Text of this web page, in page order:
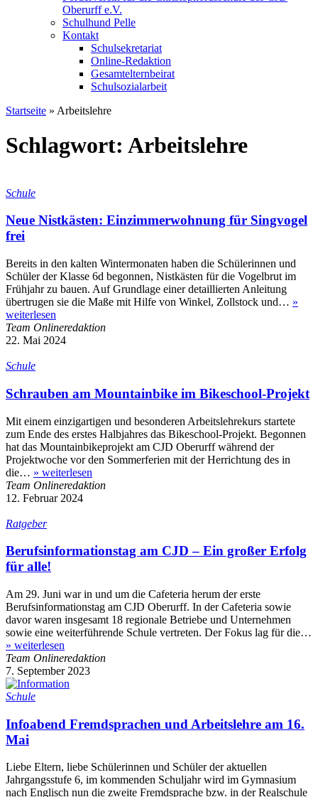
Oberurff e.V.
Schulhund Pelle
Kontakt
Schulsekretariat
Online-Redaktion
Gesamtelternbeirat
Schulsozialarbeit
Startseite » Arbeitslehre
Schlagwort: Arbeitslehre
Schule
Neue Nistkästen: Einzimmerwohnung für Singvogel
frei
Bereits in den kalten Wintermonaten haben die Schülerinnen und
Schüler der Klasse 6d begonnen, Nistkästen für die Vogelbrut im
Frühjahr zu bauen. Auf Grundlage einer detaillierten Anleitung
übertrugen sie die Maße mit Hilfe von Winkel, Zollstock und… »
weiterlesen
Team Onlineredaktion
22. Mai 2024
Schule
Schrauben am Mountainbike im Bikeschool-Projekt
Mit einem einzigartigen und besonderen Arbeitslehrekurs startete
zum Ende des erstes Halbjahres das Bikeschool-Projekt. Begonnen
hat das Mountainbikeprojekt am CJD Oberurff während der
Projektwoche vor den Sommerferien mit der Herrichtung des in
die… » weiterlesen
Team Onlineredaktion
12. Februar 2024
Ratgeber
Berufsinformationstag am CJD – Ein großer Erfolg
für alle!
Am 29. Juni war in und um die Cafeteria herum der erste
Berufsinformationstag am CJD Oberurff. In der Cafeteria sowie
davor waren insgesamt 18 regionale Betriebe und Unternehmen
sowie eine weiterführende Schule vertreten. Der Fokus lag für die…
» weiterlesen
Team Onlineredaktion
7. September 2023
Schule
Infoabend Fremdsprachen und Arbeitslehre am 16.
Mai
Liebe Eltern, liebe Schülerinnen und Schüler der aktuellen
Jahrgangsstufe 6, im kommenden Schuljahr wird im Gymnasium
nach Englisch nun die zweite Fremdsprache bzw. in der Realschule